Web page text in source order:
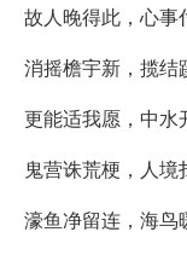
故人晚得此，心事
消摇檐宇新，揽结
更能适我愿，中水
鬼营诛荒梗，人境
濠鱼净留连，海鸟